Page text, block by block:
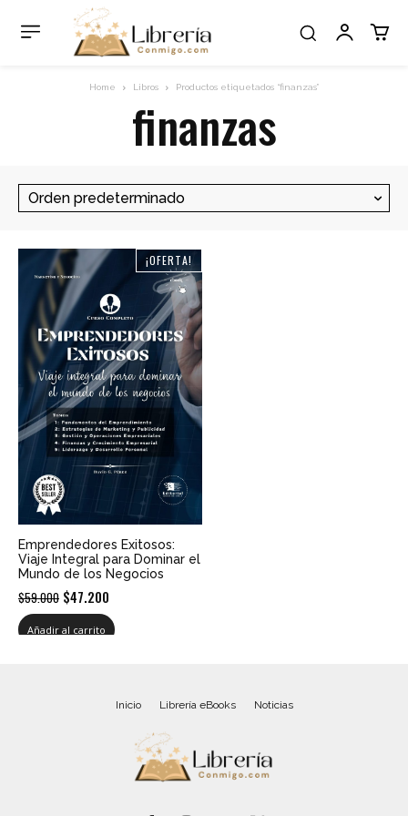
Home Libros Productos etiquetados “finanzas”
finanzas
¡OFERTA!
Emprendedores Exitosos:
Viaje Integral para Dominar el
Mundo de los Negocios
$59.000 El
precio
original
$47.200
precio
actual
Añadir al carrito
Inicio Librería eBooks Noticias